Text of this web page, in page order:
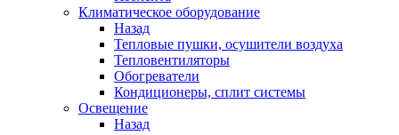
Климатическое оборудование
Назад
Тепловые пушки, осушители воздуха
Тепловентиляторы
Обогреватели
Кондиционеры, сплит системы
Освещение
Назад